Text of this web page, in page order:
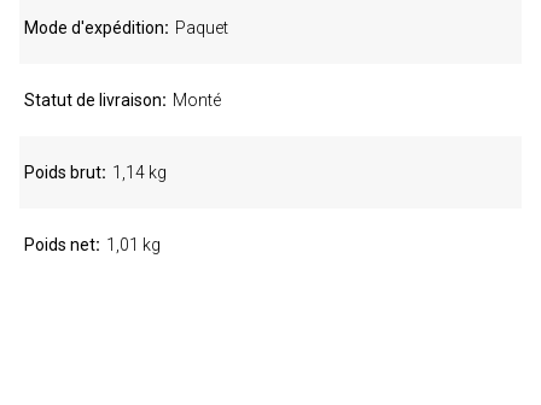
Mode d'expédition Paquet
Statut de livraison Monté
Poids brut 1,14 kg
Poids net 1,01 kg